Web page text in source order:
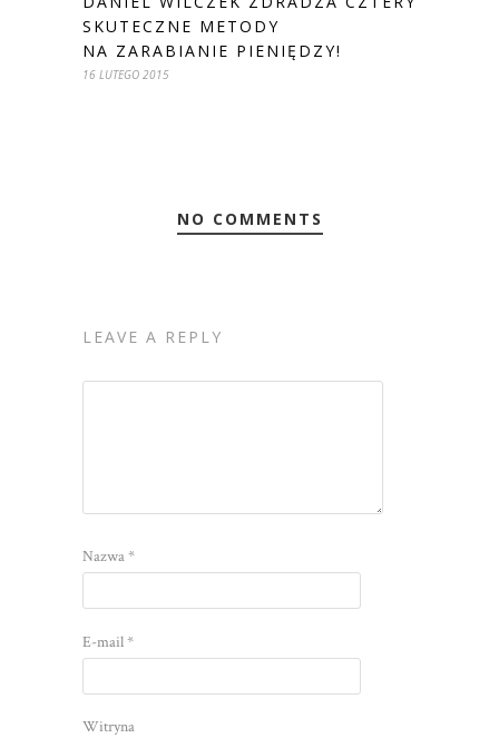
SKUTECZNE METODY
NA ZARABIANIE PIENIĘDZY!
16 LUTEGO 2015
NO COMMENTS
LEAVE A REPLY
Nazwa*
E-mail*
Witryna